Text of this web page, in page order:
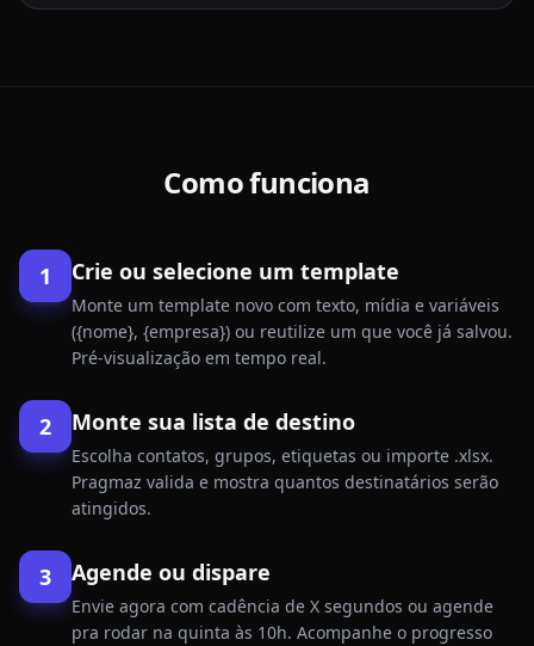
Como funciona
1 Crie ou selecione um template
Monte um template novo com texto, mídia e variáveis
({nome}, {empresa}) ou reutilize um que você já salvou.
Pré-visualização em tempo real.
2 Monte sua lista de destino
Escolha contatos, grupos, etiquetas ou importe .xlsx.
Pragmaz valida e mostra quantos destinatários serão
atingidos.
3 Agende ou dispare
Envie agora com cadência de X segundos ou agende
pra rodar na quinta às 10h. Acompanhe o progresso